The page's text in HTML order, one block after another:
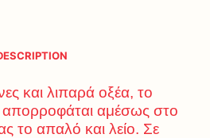
και λιπαρά οξέα, το
απορροφάται αμέσως στο
το απαλό και λείο. Σε